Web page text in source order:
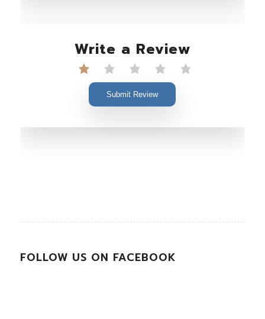
Write a Review
Submit Review
FOLLOW US ON FACEBOOK